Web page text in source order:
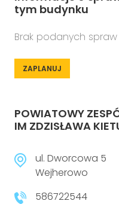
tym budynku
Brak podanych spraw
ZAPLANUJ
POWIATOWY
IM ZDZISŁAWA
ul. Dworcowa 5
Wejherowo
586722544